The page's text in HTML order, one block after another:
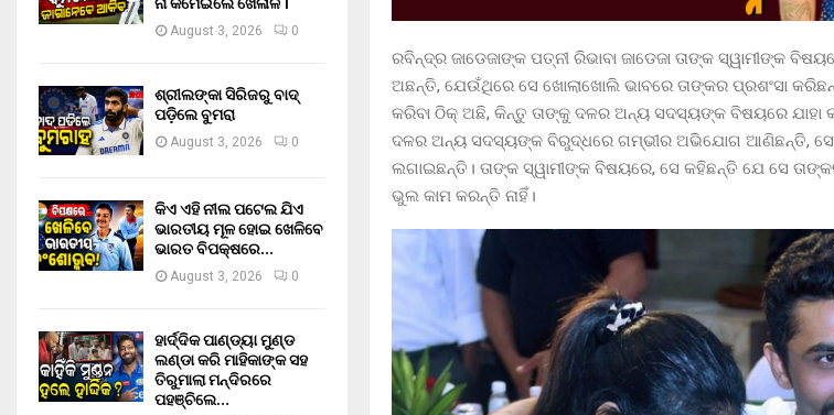
ରବିନ୍ଦ୍ର ଜାଡେଜାଙ୍କ ପତ୍ନୀ ରିଭାବା ଜାଡେଜା ତାଙ୍କ ସ୍ୱାମୀଙ୍କ
ଅଛନ୍ତି, ଯେଉଁଥିରେ ସେ ଖୋଲାଖୋଲି ଭାବରେ ତାଙ୍କର ପ୍ରଶଂସା
କରିବା ଠିକ୍ ଅଛି, କିନ୍ତୁ ତାଙ୍କୁ ଦଳର ଅନ୍ୟ ସଦସ୍ୟଙ୍କ ବିଷୟରେ ଯାହା
ଦଳର ଅନ୍ୟ ସଦସ୍ୟଙ୍କ ବିରୁଦ୍ଧରେ ଗମ୍ଭୀର ଅଭିଯୋଗ ଆଣିଛନ୍ତି,
ଲଗାଇଛନ୍ତି। ତାଙ୍କ ସ୍ୱାମୀଙ୍କ ବିଷୟରେ, ସେ କହିଛନ୍ତି ଯେ ସେ
ଭୁଲ କାମ କରନ୍ତି ନାହିଁ।
August 3, 2026 0
ଶ୍ରୀଲଙ୍କା ସିରିଜରୁ ବାଦ୍
ପଡ଼ିଲେ ବୁମରା
August 3, 2026 0
କିଏ ଏହି ନୀଲ ପଟେଲ ଯିଏ
ଭାରତୀୟ ମୂଳ ହୋଇ ଖେଳିବେ
ଭାରତ ବିପକ୍ଷରେ…
August 3, 2026 0
ହାର୍ଦ୍ଦିକ ପାଣ୍ଡ୍ୟା ମୁଣ୍ଡ
ଲଣ୍ଡା କରି ମାହିକାଙ୍କ ସହ
ତିରୁମାଲା ମନ୍ଦିରରେ
ପହଞ୍ଚିଲେ…